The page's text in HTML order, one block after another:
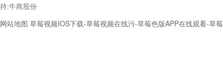
持:牛商股份
网站地图 草莓视频IOS下载-草莓视频在线污-草莓色版APP在线观看-草